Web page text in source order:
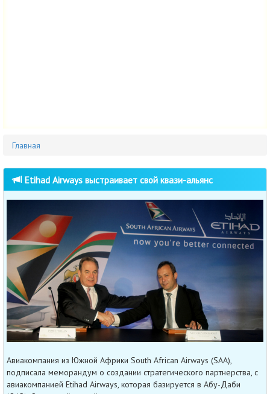
Главная
Etihad Airways выстраивает свой квази-альянс
Авиакомпания из Южной Африки South African Airways (SAA),
подписала меморандум о создании стратегического партнерства, с
авиакомпанией Etihad Airways, которая базируется в Абу-Даби